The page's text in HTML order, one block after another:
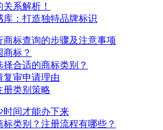
系解析！
库：打造独特品牌标识
商标查询的步骤及注意事项
标？
合适的商标类别？
复审申请理由
册类别策略
时间才能办下来
类别？注册流程有哪些？